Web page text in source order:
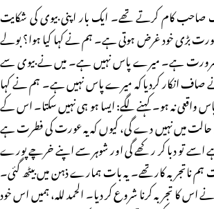
کام کرتے تھے۔ ایک بار اپنی بیوی کی شکایت
بڑی خود غرض ہوتی ہے۔ ہم نے کہا کیا ہوا؟ بولے
ضرورت ہے۔ میرے پاس نہیں ہے۔ میں نے بیوی سے
انکار کردیا کہ میرے پاس نہیں ہے۔ ہم نے کہا
واقعی نہ ہو۔ کہنے لگے: ایسا ہو ہی نہیں سکتا۔ اس کے
میں نہیں دے گی، کیوں کہ یہ عورت کی فطرت ہے
تو دبا کر رکھے گی اور شوہر سے اپنے خرچے پورے
ناتجربہ کار تھے۔ یہ بات ہمارے ذہن میں بیٹھ گئی۔
کا تجربہ کرنا شروع کر دیا۔ الحمد للہ، ہمیں اس خود